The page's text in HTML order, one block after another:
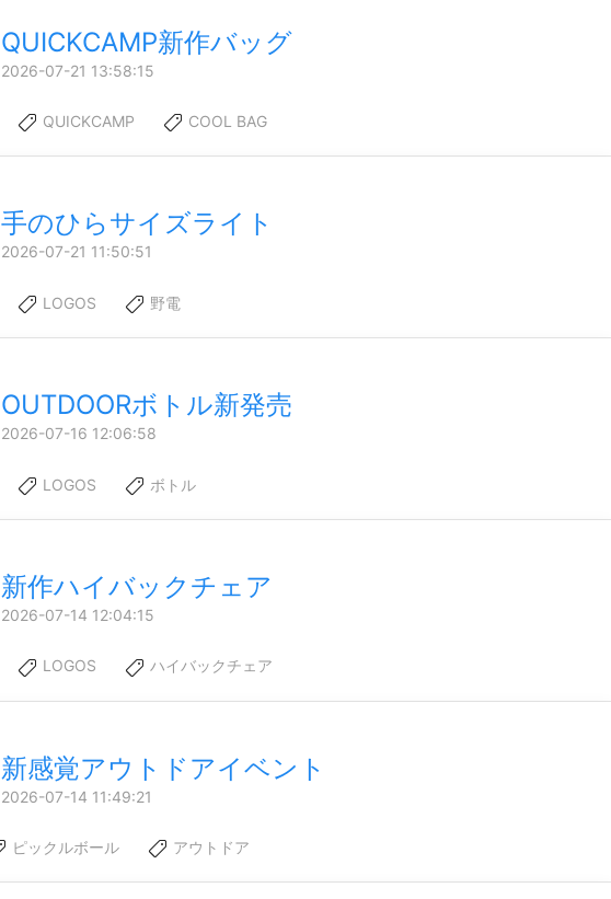
QUICKCAMP新作バッグ
2026-07-21 13:58:15
QUICKCAMP COOL BAG
手のひらサイズライト
2026-07-21 11:50:51
LOGOS 野電
OUTDOORボトル新発売
2026-07-16 12:06:58
LOGOS ボトル
新作ハイバックチェア
2026-07-14 12:04:15
LOGOS ハイバックチェア
新感覚アウトドアイベント
2026-07-14 11:49:21
ピックルボール アウトドア